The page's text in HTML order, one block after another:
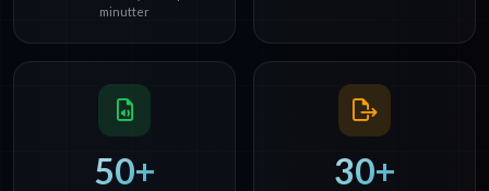
minutter
50+ 30+